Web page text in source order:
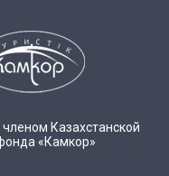
Казахстанской
«Камкор»